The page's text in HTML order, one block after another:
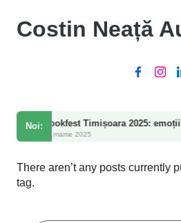
Costin Neață
Facebook
Noi:
Timișoara 2025: emoții, revederi,
There aren’t any posts currently
tag.